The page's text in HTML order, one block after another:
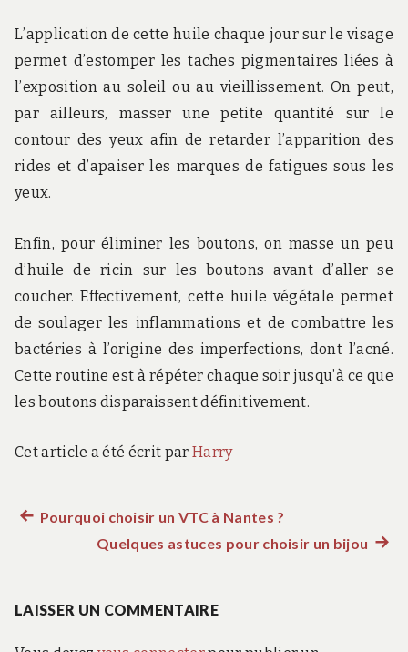
L’application de cette huile chaque jour sur le visage
permet d’estomper les taches pigmentaires liées à
l’exposition au soleil ou au vieillissement. On peut,
par ailleurs, masser une petite quantité sur le
contour des yeux afin de retarder l’apparition des
rides et d’apaiser les marques de fatigues sous les
yeux.
Enfin, pour éliminer les boutons, on masse un peu
d’huile de ricin sur les boutons avant d’aller se
coucher. Effectivement, cette huile végétale permet
de soulager les inflammations et de combattre les
bactéries à l’origine des imperfections, dont l’acné.
Cette routine est à répéter chaque soir jusqu’à ce que
les boutons disparaissent définitivement.
Cet article a été écrit par Harry
Navigation
l’article
Article
précédent :
Pourquoi choisir un VTC à Nantes ?
Quelques astuces pour choisir un bijou
LAISSER UN COMMENTAIRE